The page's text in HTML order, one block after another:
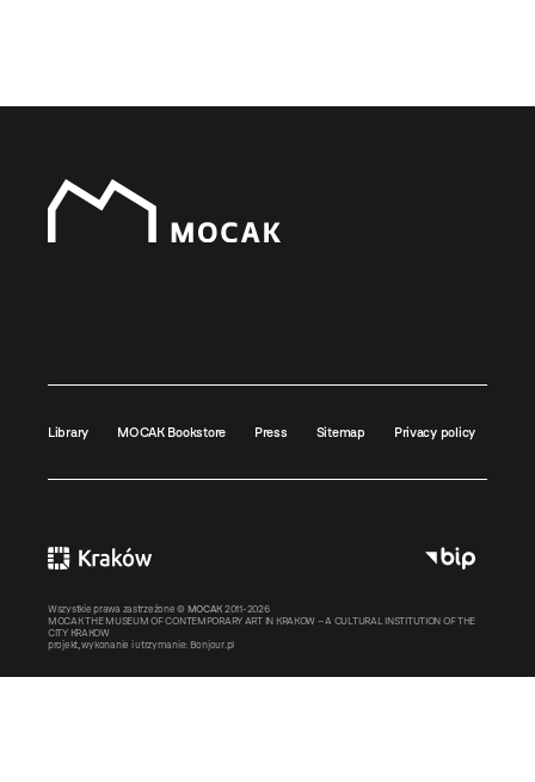
Library MOCAK Bookstore Press Sitemap Privacy policy
Wszystkie prawa zastrzeżone © MOCAK 2011-2026
MOCAK THE MUSEUM OF CONTEMPORARY ART IN KRAKOW – A CULTURAL INSTITUTION OF THE
CITY KRAKOW
projekt, wykonanie i utrzymanie: Bonjour.pl